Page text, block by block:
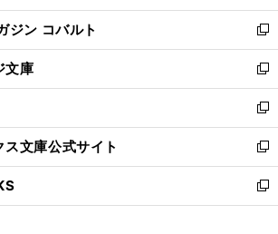
開
く
ウ
で
開
く
ン
ド
ウ
で
開
く
ウ
ィ
ン
ド
ウ
で
開
く
ジン コバルト
新
し
い
ウ
ィ
ン
ド
ウ
で
開
文庫
新
し
い
ウ
ィ
ン
ド
ウ
新
し
い
ウ
ィ
ン
文庫公式サイト
新
し
い
ウ
新
し